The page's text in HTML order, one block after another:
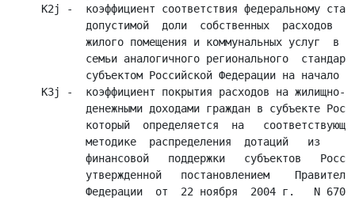
K2j -  коэффициент соответствия федеральному
допустимой  доли  собственных  расходов
жилого помещения и коммунальных услуг  в
семьи аналогичного регионального
субъектом Российской Федерации на начало
K3j -  коэффициент покрытия расходов на жилищно-
денежными доходами граждан в субъекте
который  определяется  на
методике  распределения  дотаций   из
финансовой   поддержки   субъектов
утвержденной   постановлением
Федерации  от  22 ноября  2004 г.   N 670